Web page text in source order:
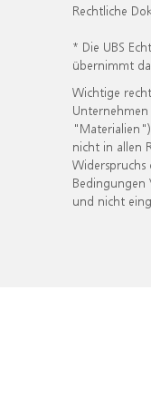
Rechtliche
* Die UBS
übernimmt
Wichtige
nicht in allen
Bedingungen
und nicht